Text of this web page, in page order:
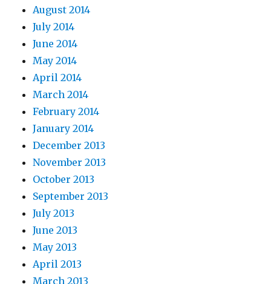
August 2014
July 2014
June 2014
May 2014
April 2014
March 2014
February 2014
January 2014
December 2013
November 2013
October 2013
September 2013
July 2013
June 2013
May 2013
April 2013
March 2013